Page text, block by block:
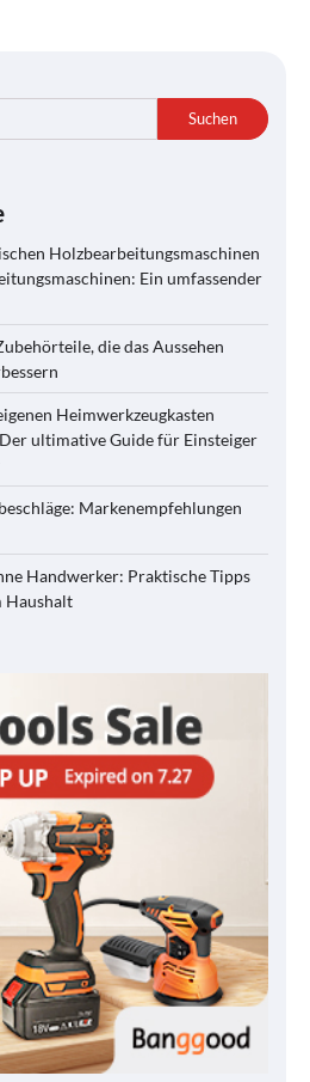
Suchen
Holzbearbeitungsmaschinen
Ein umfassender
die das Aussehen
Heimwerkzeugkasten
ultimative Guide für Einsteiger
Markenempfehlungen
Handwerker: Praktische Tipps
Haushalt